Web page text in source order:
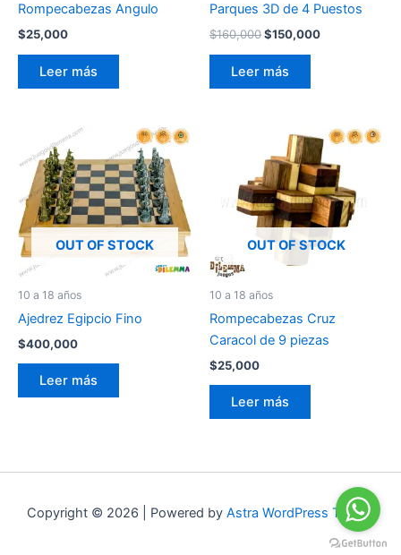
Rompecabezas Angulo
$25,000
Leer más
Parques 3D de 4 Puestos
$160,000$150,000
Leer más
OUT OF STOCK
10 a 18 años
Ajedrez Egipcio Fino
$400,000
Leer más
OUT OF STOCK
10 a 18 años
Rompecabezas Cruz
Caracol de 9 piezas
$25,000
Leer más
Copyright © 2026 | Powered by Astra WordPress Theme